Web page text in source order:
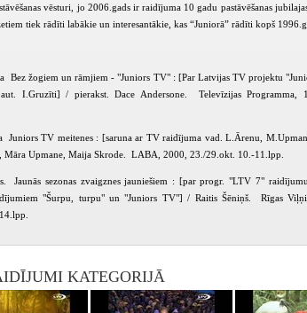
vēsturi, jo 2006.gads ir raidījuma 10 gadu pastāvēšanas
tiek rādīti labākie un interesantākie, kas “Juniorā” rādīti kopš
Bez žogiem un rāmjiem - "Juniors TV" : [Par Latvijas TV projektu
I.Gruzīti] / pierakst. Dace Andersone. Televīzijas Programma,
Juniors TV meitenes : [saruna ar TV raidījuma vad. L.Ārenu,
Māra Upmane, Maija Skrode. LABA, 2000, 23./29.okt. 10.-11.lpp.
Jaunās sezonas zvaigznes jauniešiem : [par progr. "LTV 7"
"Šurpu, turpu" un "Juniors TV"] / Raitis Šēniņš. Rīgas
KATEGORIJĀ